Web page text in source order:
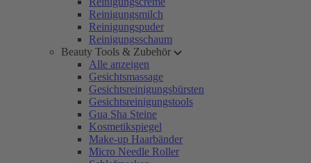
Reinigungsmilch
Reinigungspuder
Reinigungsschaum
Beauty Tools & Zubehör
Alle anzeigen
Gesichtsmassage
Gesichtsreinigungsbürsten
Gesichtsreinigungstools
Gua Sha Steine
Kosmetikspiegel
Make-up Haarbänder
Micro Needle Roller